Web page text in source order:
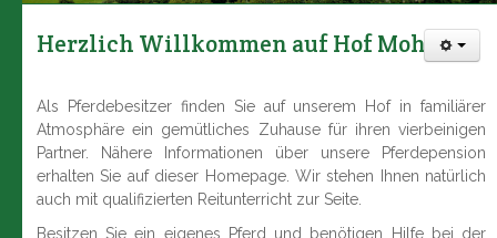
Herzlich Willkommen auf Hof Moholz.
Als Pferdebesitzer finden Sie auf unserem Hof in familiärer
Atmosphäre ein gemütliches Zuhause für ihren vierbeinigen
Partner. Nähere Informationen über unsere Pferdepension
erhalten Sie auf dieser Homepage. Wir stehen Ihnen natürlich
auch mit qualifizierten Reitunterricht zur Seite.
Besitzen Sie ein eigenes Pferd und benötigen Hilfe bei der